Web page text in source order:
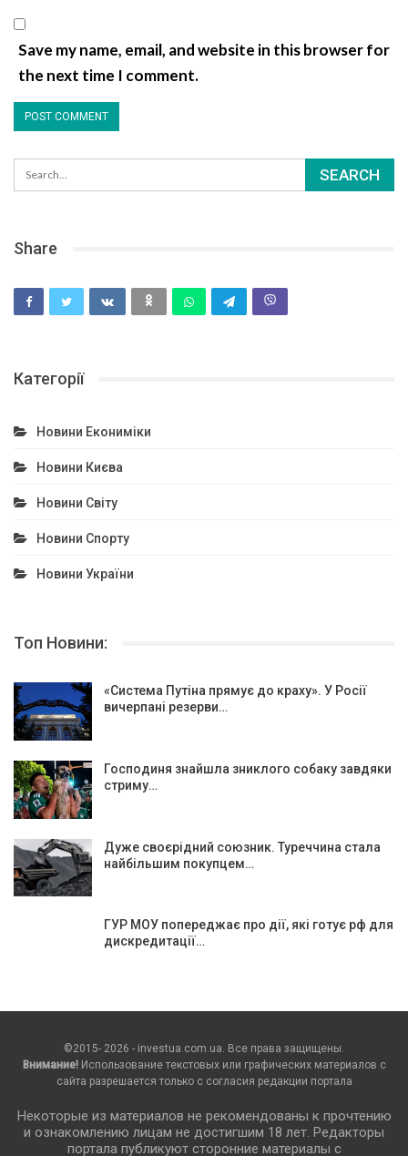
Save my name, email, and website in this browser for
the next time I comment.
Share
Категорії
Новини Екониміки
Новини Києва
Новини Світу
Новини Спорту
Новини України
Топ Новини:
«Система Путіна прямує до краху». У Росії
вичерпані резерви…
Господиня знайшла зниклого собаку завдяки
стриму…
Дуже своєрідний союзник. Туреччина стала
найбільшим покупцем…
ГУР МОУ попереджає про дії, які готує рф для
дискредитації…
©2015- 2026 - investua.com.ua. Все права защищены.
Внимание!Использование текстовых или графических материалов с
сайта разрешается только c согласия редакции портала
Некоторые из материалов не рекомендованы к прочтению
и ознакомлению лицам не достигшим 18 лет. Редакторы
портала публикуют сторонние материалы с